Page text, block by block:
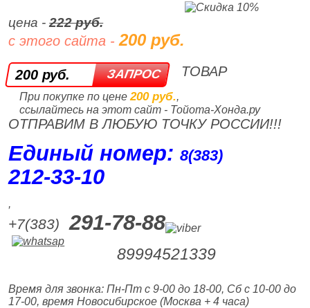
цена -222 руб.
с этого сайта -200 руб.
200 руб.
При покупке по цене 200 руб.,
ссылайтесь на этот сайт - Тойота-Хонда.ру
ТОВАР
ОТПРАВИМ В ЛЮБУЮ ТОЧКУ РОССИИ!!!
Единый номер:8(383)
212‑33‑10
,
+7(383) 291-78-88
89994521339
Время для звонка: Пн-Пт с 9-00 до 18-00, Сб с 10-00 до
17-00, время Новосибирское (Москва + 4 часа)